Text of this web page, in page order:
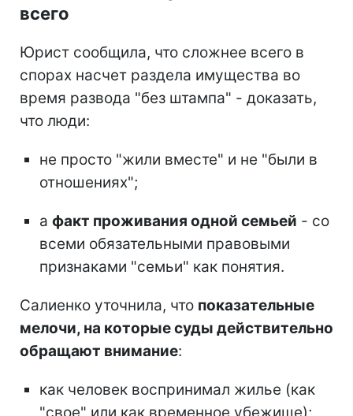
всего
Юрист сообщила, что сложнее всего в
спорах насчет раздела имущества во
время развода "без штампа" - доказать,
что люди:
не просто "жили вместе" и не "были в
отношениях";
а факт проживания одной семьей - со
всеми обязательными правовыми
признаками "семьи" как понятия.
Салиенко уточнила, что показательные
мелочи, на которые суды действительно
обращают внимание:
как человек воспринимал жилье (как
"свое" или как временное убежище);